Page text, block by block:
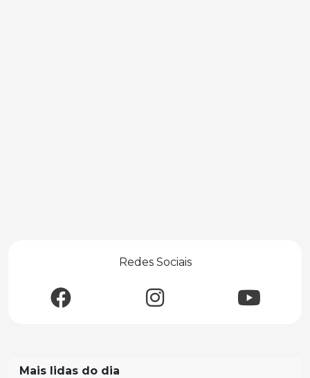
Redes Sociais
Mais lidas do dia